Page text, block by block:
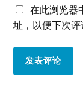
在此浏览器
址，以便下次评